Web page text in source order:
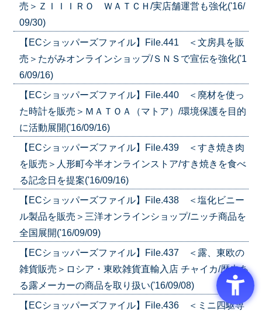
売＞ＺＩＩＩＲＯ ＷＡＴＣＨ/実店舗運営も強化('16/
09/30)
【ECショッパーズファイル】File.441 ＜文房具を販
売＞たがみオンラインショップ/ＳＮＳで宣伝を強化('1
6/09/16)
【ECショッパーズファイル】File.440 ＜廃材を使っ
た時計を販売＞ＭＡＴＯＡ（マトア）/環境保護を目的
に活動展開('16/09/16)
【ECショッパーズファイル】File.439 ＜すき焼き肉
を販売＞人形町今半オンラインストア/すき焼きを食べ
る記念日を提案('16/09/16)
【ECショッパーズファイル】File.438 ＜塩化ビニー
ル製品を販売＞三洋オンラインショップ/ニッチ商品を
全国展開('16/09/09)
【ECショッパーズファイル】File.437 ＜露、東欧の
雑貨販売＞ロシア・東欧雑貨直輸入店 チャイカ/歴史あ
る露メーカーの商品を取り扱い('16/09/08)
【ECショッパーズファイル】File.436 ＜ミニ四駆専